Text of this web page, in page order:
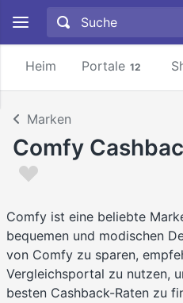
Heim Portale 12
Marken
Comfy
Comfy ist eine beliebte
bequemen und modischen
von Comfy zu sparen,
Vergleichsportal zu nutzen,
besten Cashback-Raten zu